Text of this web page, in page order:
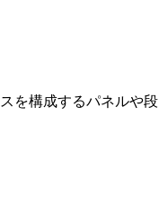
を構成するパネルや段